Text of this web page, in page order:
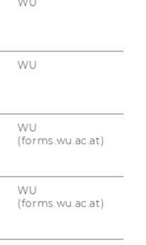
COMMUNITY
WU
WU
WU
(forms.wu.ac.at)
WU
(forms.wu.ac.at)